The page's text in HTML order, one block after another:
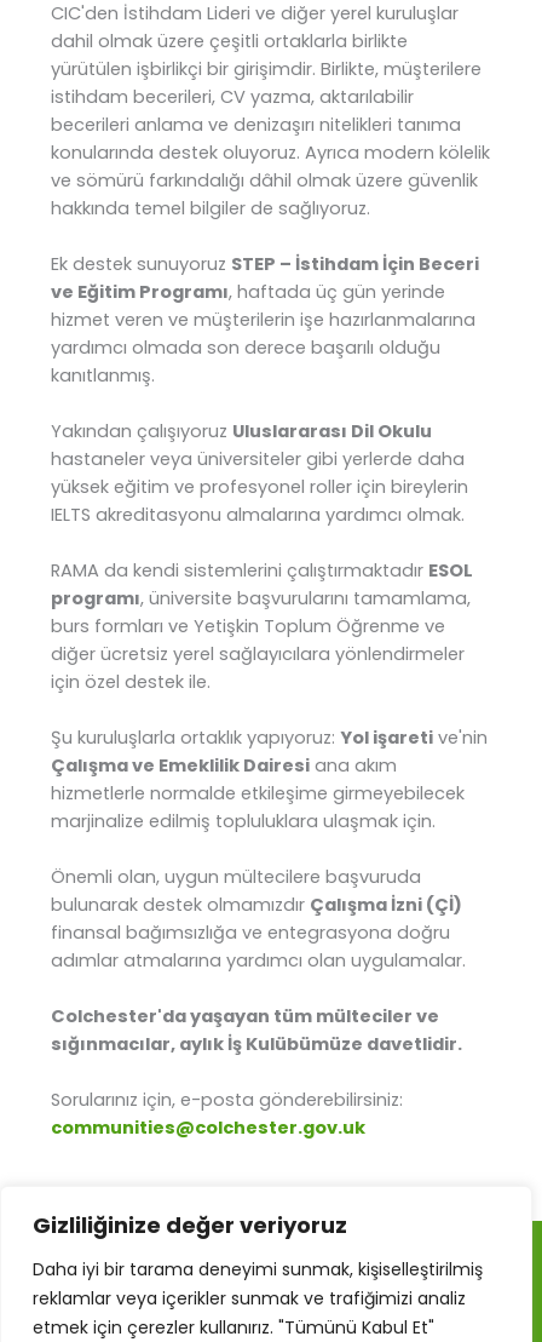
Gizliliğinize değer veriyoruz
Daha iyi bir tarama deneyimi sunmak, kişiselleştirilmiş
reklamlar veya içerikler sunmak ve trafiğimizi analiz
etmek için çerezler kullanırız. "Tümünü Kabul Et"
CIC'den İstihdam Lideri ve diğer yerel kuruluşlar
dahil olmak üzere çeşitli ortaklarla birlikte
yürütülen işbirlikçi bir girişimdir. Birlikte, müşterilere
istihdam becerileri, CV yazma, aktarılabilir
becerileri anlama ve denizaşırı nitelikleri tanıma
konularında destek oluyoruz. Ayrıca modern kölelik
ve sömürü farkındalığı dâhil olmak üzere güvenlik
hakkında temel bilgiler de sağlıyoruz.
Ek destek sunuyoruz STEP – İstihdam İçin Beceri
ve Eğitim Programı, haftada üç gün yerinde
hizmet veren ve müşterilerin işe hazırlanmalarına
yardımcı olmada son derece başarılı olduğu
kanıtlanmış.
Yakından çalışıyoruz Uluslararası Dil Okulu
hastaneler veya üniversiteler gibi yerlerde daha
yüksek eğitim ve profesyonel roller için bireylerin
IELTS akreditasyonu almalarına yardımcı olmak.
RAMA da kendi sistemlerini çalıştırmaktadır ESOL
programı, üniversite başvurularını tamamlama,
burs formları ve Yetişkin Toplum Öğrenme ve
diğer ücretsiz yerel sağlayıcılara yönlendirmeler
için özel destek ile.
Şu kuruluşlarla ortaklık yapıyoruz: Yol işaretive'nin
Çalışma ve Emeklilik Dairesiana akım
hizmetlerle normalde etkileşime girmeyebilecek
marjinalize edilmiş topluluklara ulaşmak için.
Önemli olan, uygun mültecilere başvuruda
bulunarak destek olmamızdır Çalışma İzni (Çİ)
finansal bağımsızlığa ve entegrasyona doğru
adımlar atmalarına yardımcı olan uygulamalar.
Colchester'da yaşayan tüm mülteciler ve
sığınmacılar, aylık İş Kulübümüze davetlidir.
Sorularınız için, e-posta gönderebilirsiniz:
communities@colchester.gov.uk
Telif Hakkı © 2026 RAMA – Mülteci, Sığınmacı ve Göçmen
Eylem Grubu
Refugee Action – Colchester CIC, İngiltere ve Galler'de
Hindi
Indonesian
Russian